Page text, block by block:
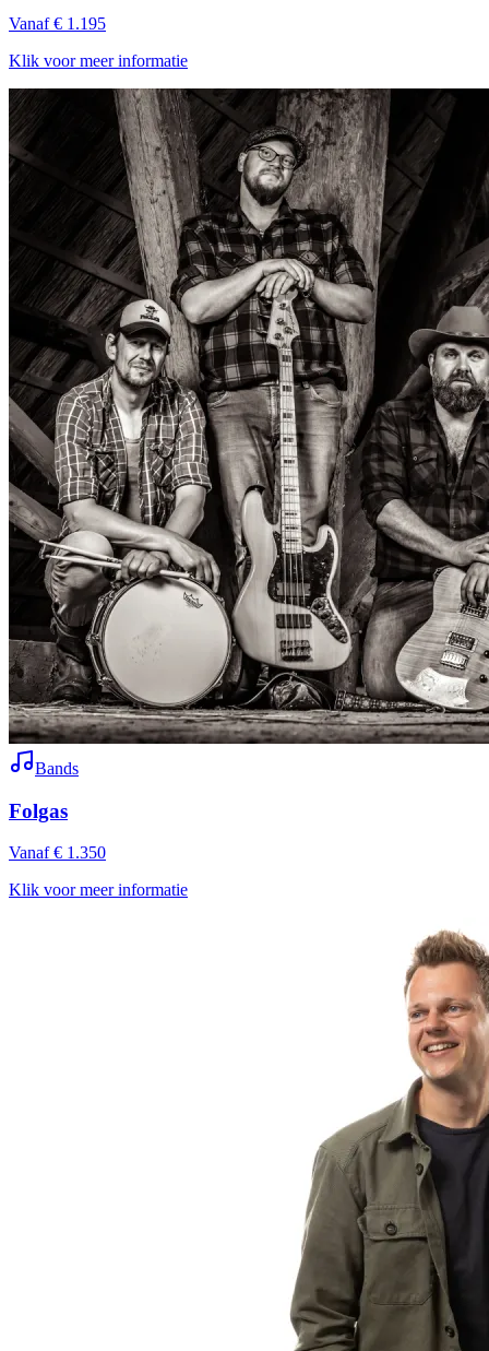
Vanaf € 1.195
Klik voor meer informatie
Bands
Folgas
Vanaf € 1.350
Klik voor meer informatie